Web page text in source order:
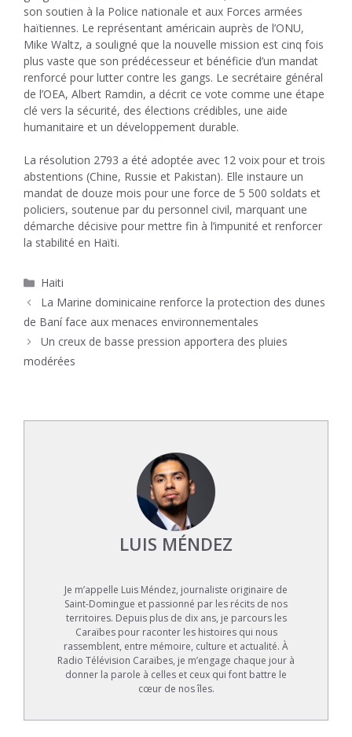
son soutien à la Police nationale et aux Forces armées
haïtiennes. Le représentant américain auprès de l’ONU,
Mike Waltz, a souligné que la nouvelle mission est cinq fois
plus vaste que son prédécesseur et bénéficie d’un mandat
renforcé pour lutter contre les gangs. Le secrétaire général
de l’OEA, Albert Ramdin, a décrit ce vote comme une étape
clé vers la sécurité, des élections crédibles, une aide
humanitaire et un développement durable.
La résolution 2793 a été adoptée avec 12 voix pour et trois
abstentions (Chine, Russie et Pakistan). Elle instaure un
mandat de douze mois pour une force de 5 500 soldats et
policiers, soutenue par du personnel civil, marquant une
démarche décisive pour mettre fin à l’impunité et renforcer
la stabilité en Haïti.
Catégories
Haiti
La Marine dominicaine renforce la protection des dunes
de Baní face aux menaces environnementales
Un creux de basse pression apportera des pluies
modérées
LUIS MÉNDEZ
Je m’appelle Luis Méndez, journaliste originaire de
Saint-Domingue et passionné par les récits de nos
territoires. Depuis plus de dix ans, je parcours les
Caraïbes pour raconter les histoires qui nous
rassemblent, entre mémoire, culture et actualité. À
Radio Télévision Caraïbes, je m’engage chaque jour à
donner la parole à celles et ceux qui font battre le
cœur de nos îles.